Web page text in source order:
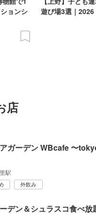
ョンシ
遊び場3選｜2026
店
ガーデン WBcafe 〜
駅
外飲み
デン＆シュラスコ食べ